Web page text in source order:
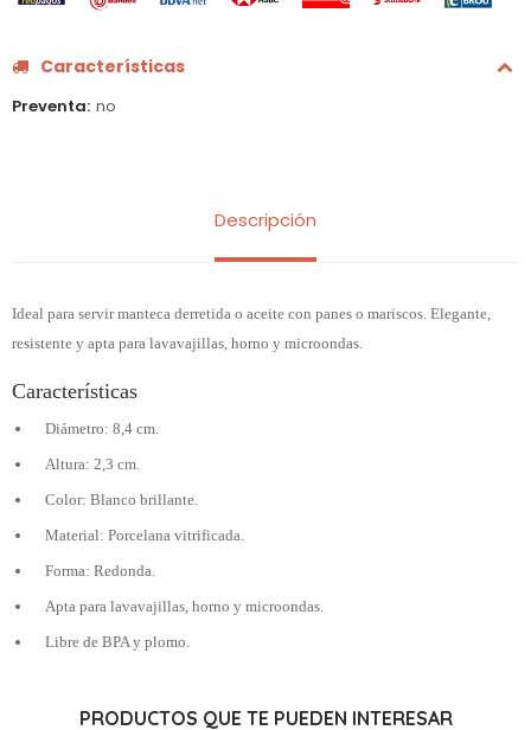
Características
Preventa no
Descripción
Ideal para servir manteca derretida o aceite con panes o mariscos. Elegante,
resistente y apta para lavavajillas, horno y microondas.
Características
Diámetro: 8,4 cm.
Altura: 2,3 cm.
Color: Blanco brillante.
Material: Porcelana vitrificada.
Forma: Redonda.
Apta para lavavajillas, horno y microondas.
Libre de BPA y plomo.
PRODUCTOS QUE TE PUEDEN INTERESAR